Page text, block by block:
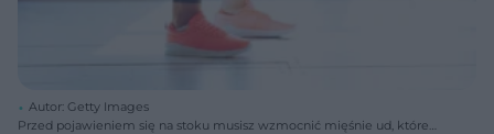
Autor: Getty Images
Przed pojawieniem się na stoku musisz wzmocnić mięśnie ud, które